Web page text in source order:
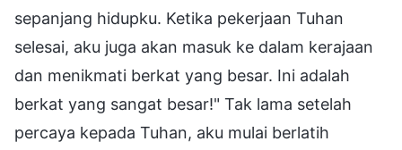
sepanjang hidupku. Ketika pekerjaan Tuhan
selesai, aku juga akan masuk ke dalam kerajaan
dan menikmati berkat yang besar. Ini adalah
berkat yang sangat besar!" Tak lama setelah
percaya kepada Tuhan, aku mulai berlatih